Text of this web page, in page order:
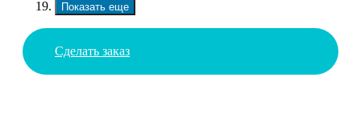
Показать еще
Сделать заказ